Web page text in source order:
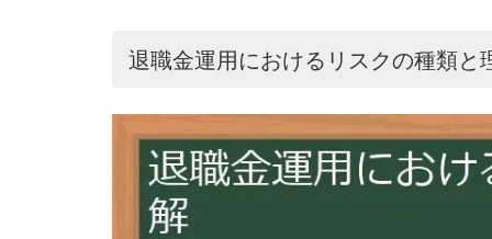
退職金運用におけるリスクの種類と